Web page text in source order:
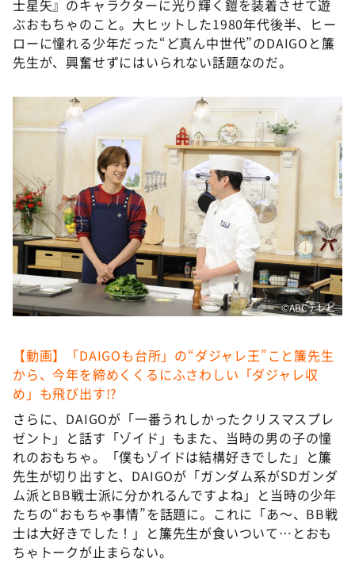
士星矢』のキャラクターに光り輝く鎧を装着させて遊
ぶおもちゃのこと。大ヒットした1980年代後半、ヒー
ローに憧れる少年だった“ど真ん中世代”のDAIGOと簾
先生が、興奮せずにはいられない話題なのだ。
©ABCテレビ
【動画】「DAIGOも台所」の“ダジャレ王”こと簾先生
から、今年を締めくくるにふさわしい「ダジャレ収
め」も飛び出す!?
さらに、DAIGOが「一番うれしかったクリスマスプレ
ゼント」と話す「ゾイド」もまた、当時の男の子の憧
れのおもちゃ。「僕もゾイドは結構好きでした」と簾
先生が切り出すと、DAIGOが「ガンダム系がSDガンダ
ム派とBB戦士派に分かれるんですよね」と当時の少年
たちの“おもちゃ事情”を話題に。これに「あ〜、BB戦
士は大好きでした！」と簾先生が食いついて…とおも
ちゃトークが止まらない。